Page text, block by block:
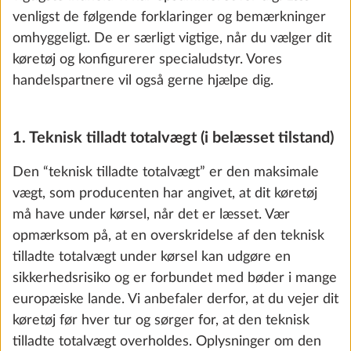
SERIE
5. Nyttelasten og den mindste nyttelast
“Nyttelasten” udgør ved autocampere og
kassevogne forskellen mellem den teknisk tilladte
af specialudstyret.
Nyttelasten for campingvogne beregnes ved at
trække vægten i køreklar stand og vægten af
specialudstyret fra den teknisk tilladte totalvægt.
Gennemførelsesforordningen (EU) 2021/535
fastsætter en fast “mindste nyttelast” for HOBBY-
køretøjer til bagage og andre genstande, der ikke er
en del af det fabriksmonterede specialudstyr. Dette
er for at sikre, at du kan medbringe personlig